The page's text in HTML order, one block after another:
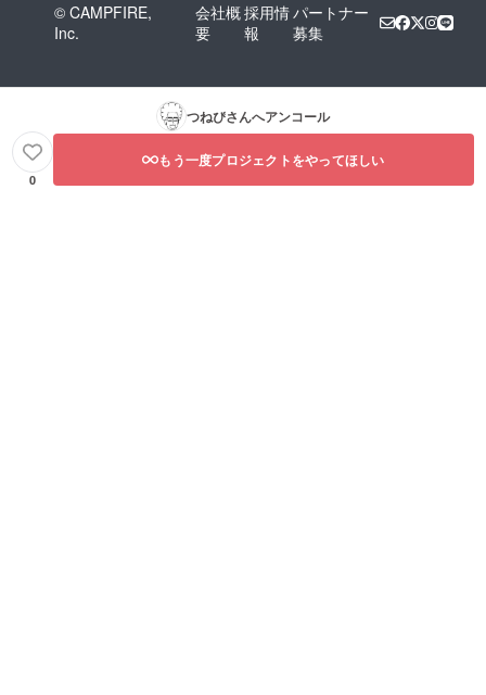
© CAMPFIRE,
Inc.
会社概
要
採用情
報
パートナー
募集
つねぴさんへアンコール
0
もう一度プロジェクトをやってほしい